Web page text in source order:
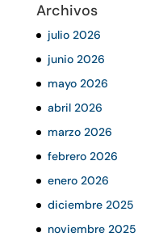
Archivos
julio 2026
junio 2026
mayo 2026
abril 2026
marzo 2026
febrero 2026
enero 2026
diciembre 2025
noviembre 2025